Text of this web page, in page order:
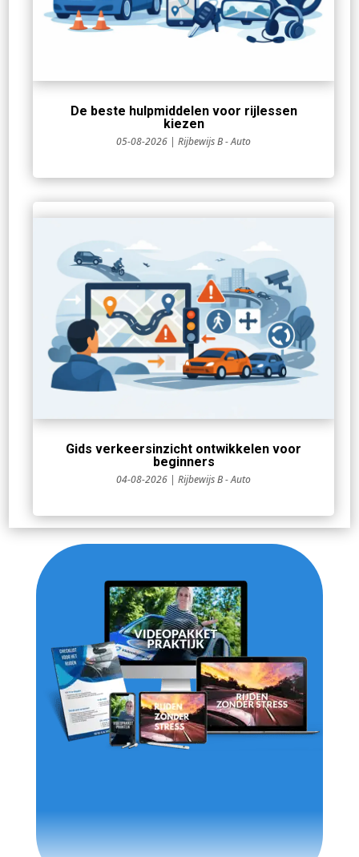
De beste hulpmiddelen voor rijlessen
kiezen
05-08-2026 | Rijbewijs B - Auto
Gids verkeersinzicht ontwikkelen voor
beginners
04-08-2026 | Rijbewijs B - Auto